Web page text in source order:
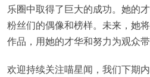
乐圈中取得了巨大的成功。她的
粉丝们的偶像和榜样。未来，她
作品，用她的才华和努力为观众
欢迎持续关注喵星闻，我们下期